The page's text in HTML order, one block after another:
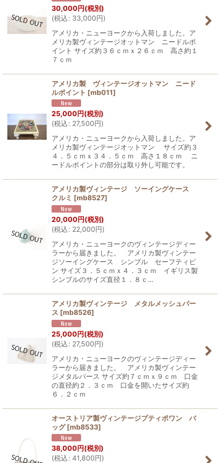
30,000円(税別)
(税込: 33,000円)
アメリカ・ニューヨークから入荷しました。ア
メリカ製ヴィンテージオットマン ニードルポ
イント サイズ約３６ｃｍｘ２６ｃｍ 高さ約１
７ｃｍ
アメリカ製 ヴィンテージオットマン ニード
ルポイント [mb011]
25,000円(税別)
(税込: 27,500円)
アメリカ・ニューヨークから入荷しました。ア
メリカ製ヴィンテージオットマン サイズ約３
４．５ｃｍｘ３４．５ｃｍ 高さ１８ｃｍ ニ
ードルポイントの部分は取り外し可能です。
アメリカ製ヴィンテージ ソーイングケース
クルミ [mb8527]
20,000円(税別)
(税込: 22,000円)
アメリカ・ニューヨークのヴィンテージディー
ラーから届きました。 アメリカ製ヴィンテー
ジソーイングケース シンブル セーフティピ
ン サイズ３．５ｃｍｘ４．３ｃｍ イギリス製
シンブルのサイズ直径１．８ｃ…
アメリカ製ヴィンテージ メタルメッシュパー
ス [mb8526]
25,000円(税別)
(税込: 27,500円)
アメリカ・ニューヨークのヴィンテージディー
ラーから届きました。 アメリカ製ヴィンテー
ジメタルパース サイズ約７ｃｍｘ９ｃｍ 口金
の直径約２．３ｃｍ 口金を開いたサイズ約
６．２ｃｍ
オーストリア製ヴィンテージプティポワン バ
ッグ [mb8533]
38,000円(税別)
(税込: 41,800円)